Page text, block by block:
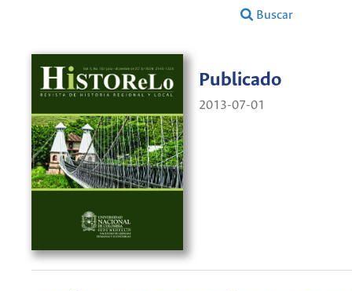
Buscar
Publicado
2013-07-01